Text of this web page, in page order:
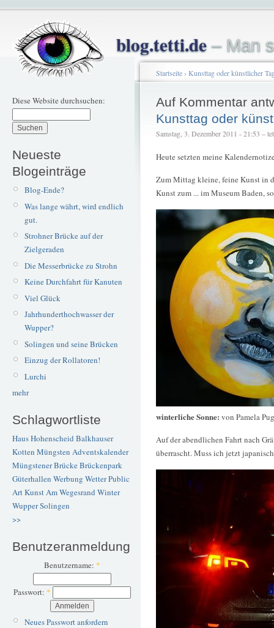
blog.tetti.de– Man
Diese Website durchsuchen:
Neueste
Blogeinträge
Blog-Ende?
Was lange währt, wird endlich
gut.
Strohner Brücke auf der
Zielgeraden
Die Messerbrücke zu Strohn
Keine Durchfahrt für Kanuten
Viel Glück
Jahrhunderthochwasser der
Wupper?
Solingen und seine Brücken
Einzug der Rollatoren!
Lurchi
mehr
Schlagwortliste
Haus Hohenscheid Balkhauser
Kotten Müngsten Adventskalender
Müngstener BrückeBrückenpark
Güterhallen Werbung WetterPublic
ArtKunstAm Wegesrand Winter
WupperSolingen
>>
Benutzeranmeldung
Benutzername: *
Passwort: *
Neues Passwort anfordern
Startseite› Kunsttag oder künstlicher
Auf Kommentar
Kunsttag oder
Samstag, 3. Dezember 2011 - 21:53 –
Heute setzten meine
Zum Mittag kleine, feine Kunst in
Kunst zum ... im Museum Baden,
winterliche Sonne: von Pamela
Auf der abendlichen Fahrt nach
überrascht. Muss ich jetzt